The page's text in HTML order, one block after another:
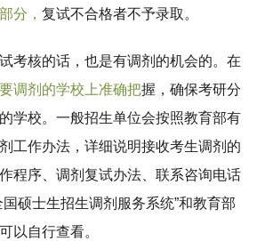
分，复试不合格者不予录取。
考核的话，也是有调剂的机会的。在
调剂的学校上准确把握，确保考研分
学校。一般招生单位会按照教育部有
工作办法，详细说明接收考生调剂的
程序、调剂复试办法、联系咨询电话
硕士生招生调剂服务系统”和教育部
以自行查看。